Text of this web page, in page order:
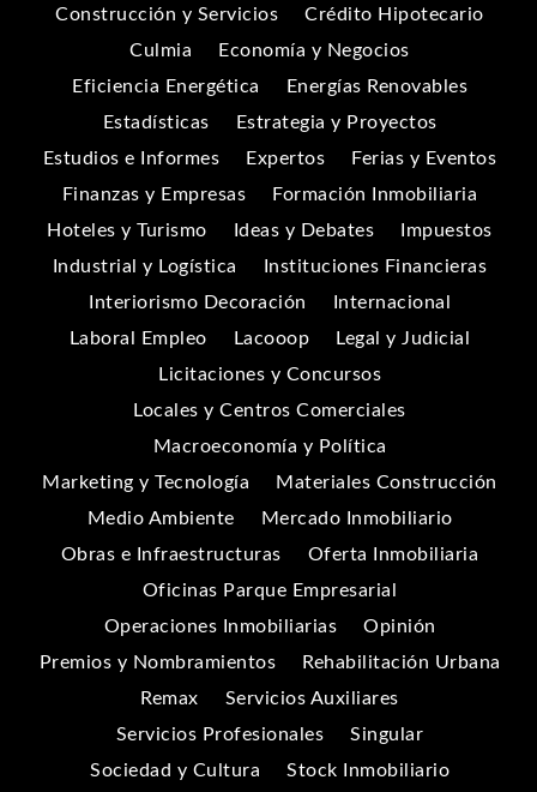
Construcción y Servicios
Crédito Hipotecario
Culmia
Economía y Negocios
Eficiencia Energética
Energías Renovables
Estadísticas
Estrategia y Proyectos
Estudios e Informes
Expertos
Ferias y Eventos
Finanzas y Empresas
Formación Inmobiliaria
Hoteles y Turismo
Ideas y Debates
Impuestos
Industrial y Logística
Instituciones Financieras
Interiorismo Decoración
Internacional
Laboral Empleo
Lacooop
Legal y Judicial
Licitaciones y Concursos
Locales y Centros Comerciales
Macroeconomía y Política
Marketing y Tecnología
Materiales Construcción
Medio Ambiente
Mercado Inmobiliario
Obras e Infraestructuras
Oferta Inmobiliaria
Oficinas Parque Empresarial
Operaciones Inmobiliarias
Opinión
Premios y Nombramientos
Rehabilitación Urbana
Remax
Servicios Auxiliares
Servicios Profesionales
Singular
Sociedad y Cultura
Stock Inmobiliario